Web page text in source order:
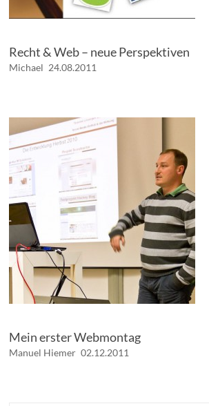
Recht & Web – neue Perspektiven
Michael 24.08.2011
Mein erster Webmontag
Manuel Hiemer 02.12.2011